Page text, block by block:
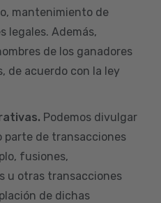
mantenimiento de
legales. Además,
de los ganadores
de acuerdo con la ley
Podemos divulgar
parte de transacciones
fusiones,
u otras transacciones
de dichas